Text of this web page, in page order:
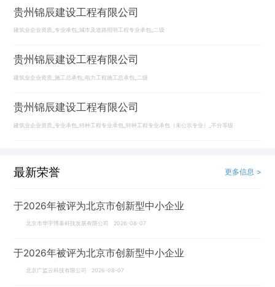
贵州锦辰建设工程有限公司
建筑业企业资质_专业承包_城市及道路照明工程专业承包_二级
贵州锦辰建设工程有限公司
建筑业企业资质_施工总承包_电力工程施工总承包_二级
贵州锦辰建设工程有限公司
建筑业企业资质_专业承包_特种工程专业承包_特种工程专业承包（未公示专业）_不分等级
最新荣誉 更多信息 >
于2026年被评为北京市创新型中小企业
北京市华宇博泰科技发展有限公司 2026-08-07
于2026年被评为北京市创新型中小企业
北京广监云科技有限公司 2026-08-07